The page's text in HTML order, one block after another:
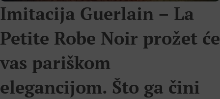
Imitacija Guerlain – La
Petite Robe Noir prožet će
vas pariškom
elegancijom. Što ga čini